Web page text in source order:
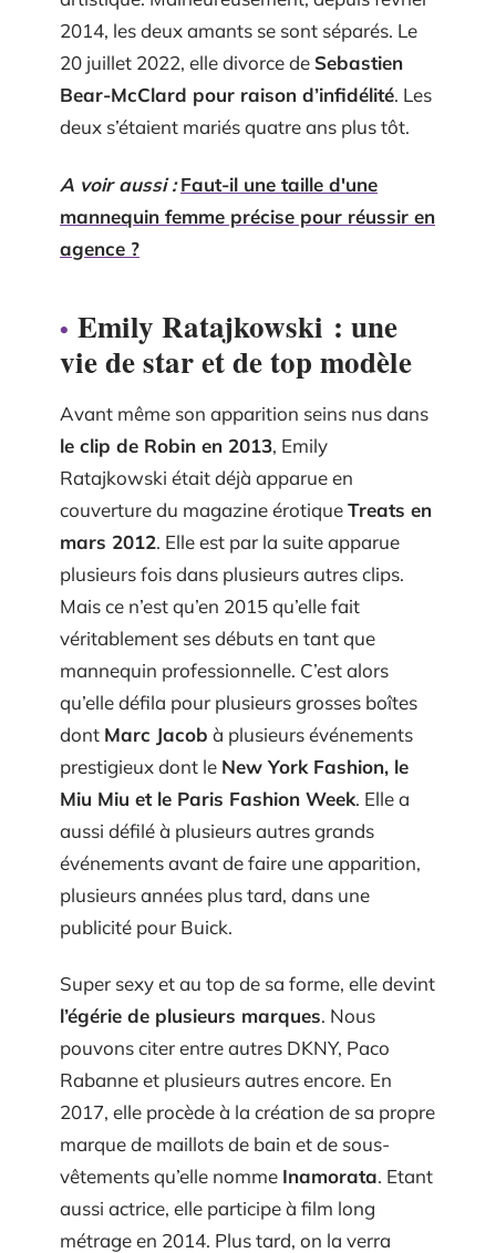
2014, les deux amants se sont séparés. Le
20 juillet 2022, elle divorce de Sebastien
Bear-McClard pour raison d’infidélité. Les
deux s’étaient mariés quatre ans plus tôt.
A voir aussi : Faut-il une taille d'une
mannequin femme précise pour réussir en
agence ?
Emily Ratajkowski : une
vie de star et de top modèle
Avant même son apparition seins nus dans
le clip de Robin en 2013, Emily
Ratajkowski était déjà apparue en
couverture du magazine érotiqueTreats en
mars 2012. Elle est par la suite apparue
plusieurs fois dans plusieurs autres clips.
Mais ce n’est qu’en 2015 qu’elle fait
véritablement ses débuts en tant que
mannequin professionnelle. C’est alors
qu’elle défila pour plusieurs grosses boîtes
dont Marc Jacob à plusieurs événements
prestigieux dont le New York Fashion, le
Miu Miu et le Paris Fashion Week. Elle a
aussi défilé à plusieurs autres grands
événements avant de faire une apparition,
plusieurs années plus tard, dans une
publicité pour Buick.
Super sexy et au top de sa forme, elle devint
l’égérie de plusieurs marques. Nous
pouvons citer entre autres DKNY, Paco
Rabanne et plusieurs autres encore. En
2017, elle procède à la création de sa propre
marque de maillots de bain et de sous-
vêtements qu’elle nomme Inamorata. Etant
aussi actrice, elle participe à film long
métrage en 2014. Plus tard, on la verra